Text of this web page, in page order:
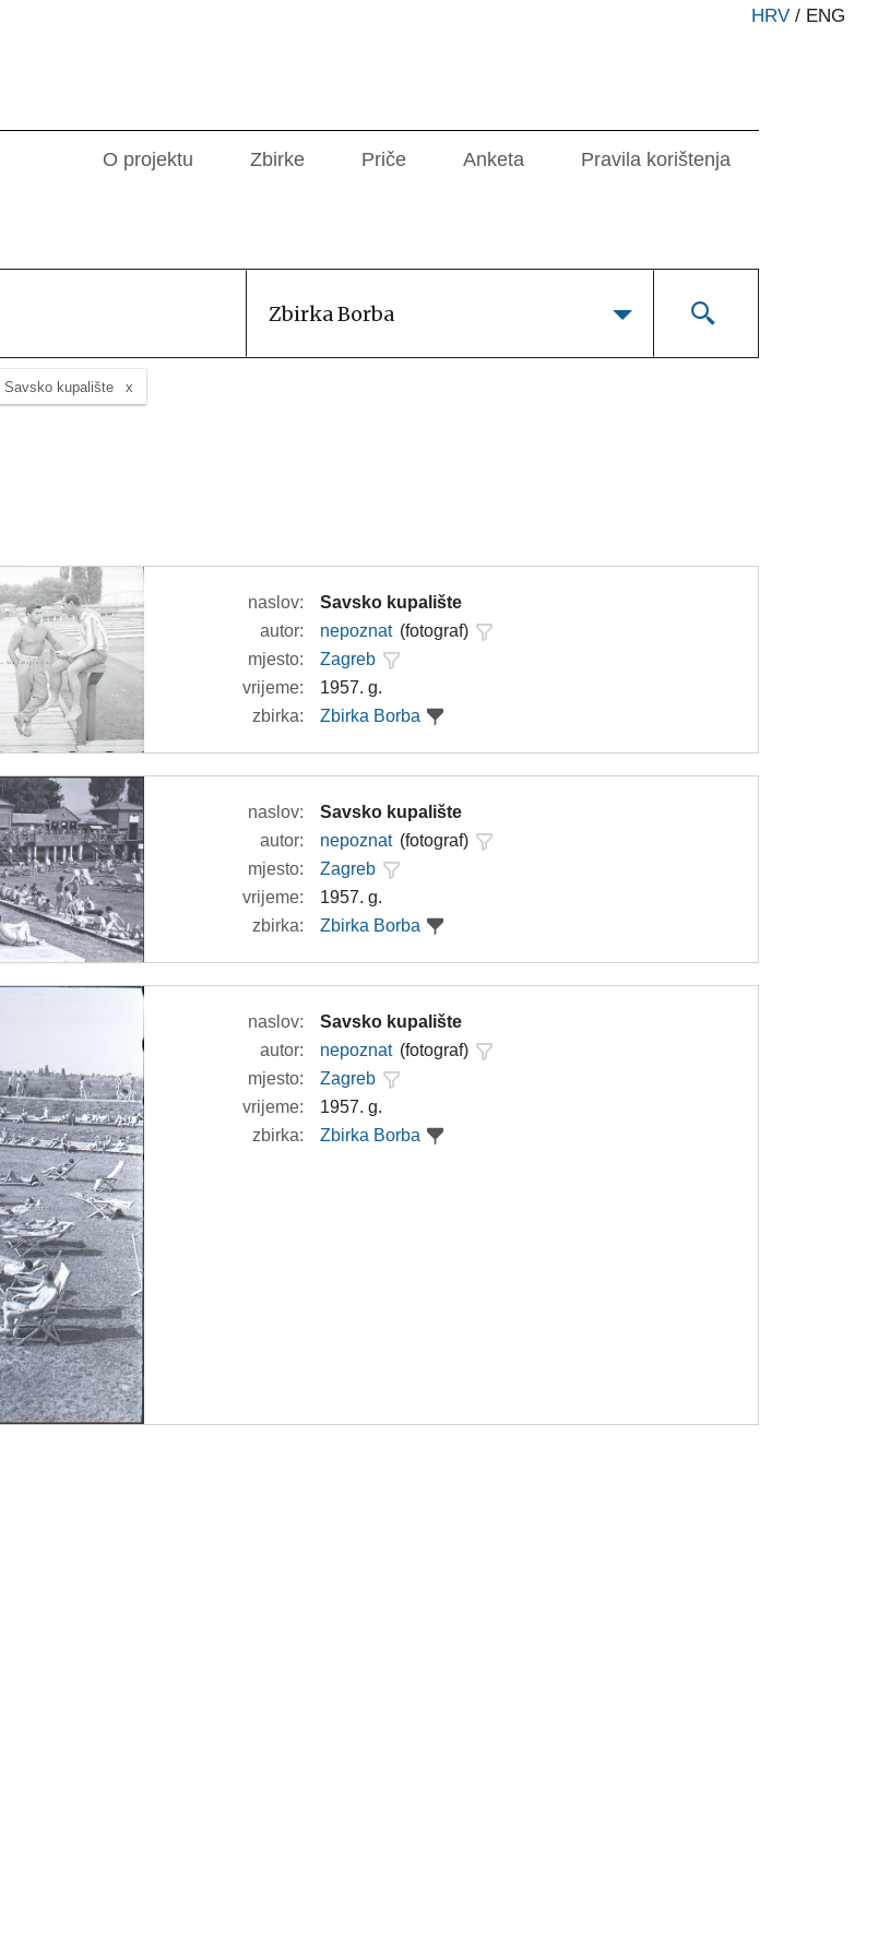
HRV / ENG
O projektu Zbirke Priče Anketa Pravila korištenja
Zbirka Borba
Savsko kupalište
naslov:
Savsko kupalište
autor:
nepoznat (fotograf)
mjesto:
Zagreb
vrijeme:
1957. g.
zbirka:
Zbirka Borba
naslov:
Savsko kupalište
autor:
nepoznat (fotograf)
mjesto:
Zagreb
vrijeme:
1957. g.
zbirka:
Zbirka Borba
naslov:
Savsko kupalište
autor:
nepoznat (fotograf)
mjesto:
Zagreb
vrijeme:
1957. g.
zbirka:
Zbirka Borba